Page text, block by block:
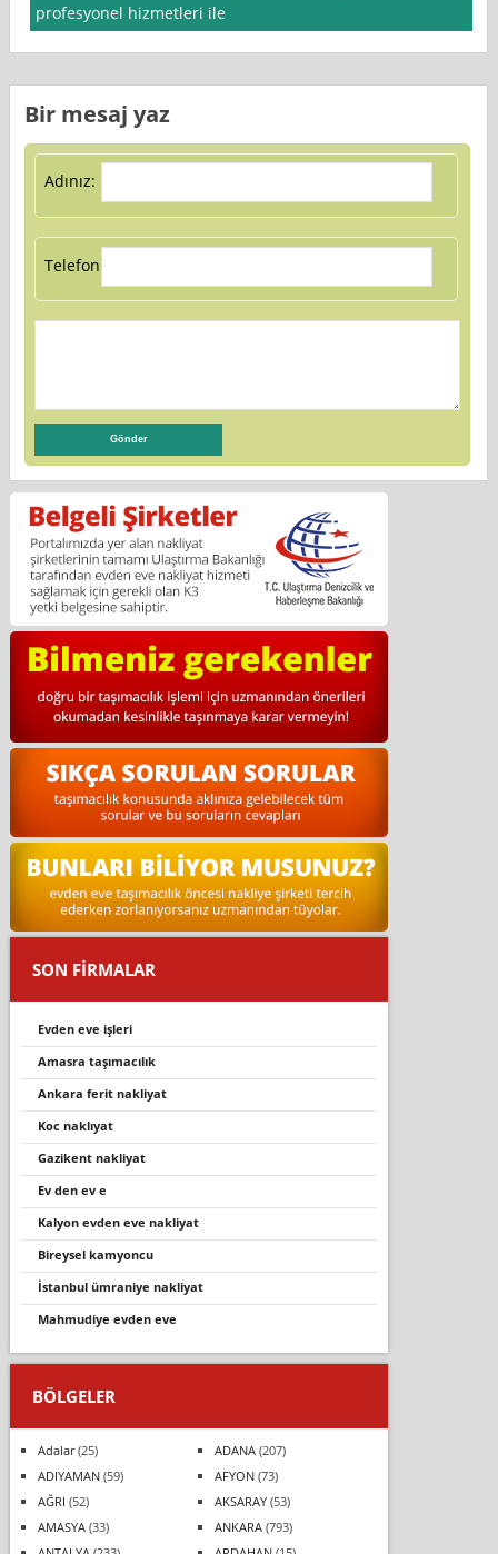
profesyonel hizmetleri ile
Bir mesaj yaz
Adınız:
Telefon:
SON FİRMALAR
evden eve i̇şleri̇
amasra taşimacilik
ankara ferit nakliyat
koc naklıyat
gazi̇kent nakli̇yat
ev den ev e
kalyon evden eve nakliyat
bireysel kamyoncu
i̇stanbul ümraniye nakliyat
mahmudi̇ye evden eve
BÖLGELER
Adalar(25) ADANA(207)
ADIYAMAN(59) AFYON(73)
AĞRI (52) AKSARAY(53)
AMASYA(33) ANKARA(793)